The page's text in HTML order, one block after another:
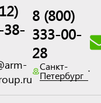
38-
8 (800)
333-00-
28
Санкт-
Петербург